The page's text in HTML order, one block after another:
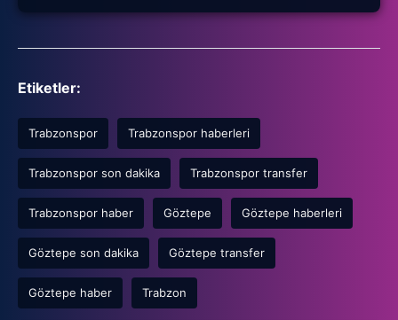
Etiketler:
Trabzonspor Trabzonspor haberleri
Trabzonspor son dakika Trabzonspor transfer
Trabzonspor haber Göztepe Göztepe haberleri
Göztepe son dakika Göztepe transfer
Göztepe haber Trabzon